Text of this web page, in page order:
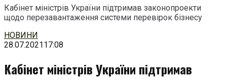
Кабінет міністрів України підтримав законопроекти
щодо перезавантаження системи перевірок бізнесу
Перейти
до
НОВИНИ
28.07.202117:08
Кабінет міністрів України підтримав